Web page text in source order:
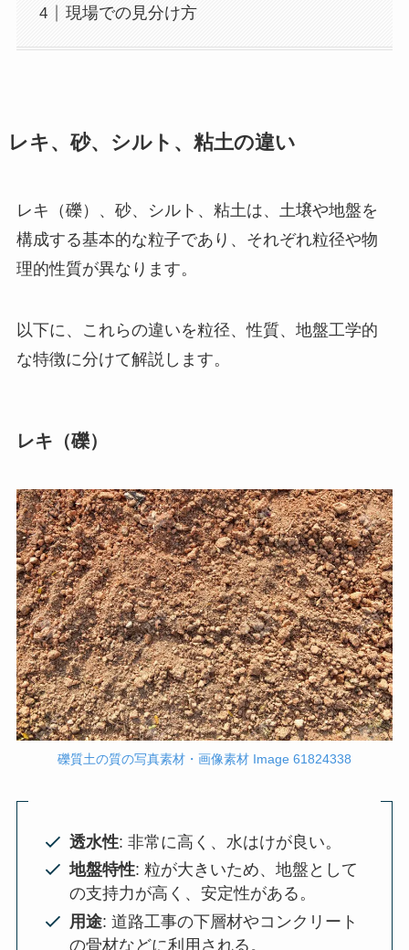
現場での見分け方
レキ、砂、シルト、粘土の違い
レキ（礫）、砂、シルト、粘土は、土壌や地盤を
構成する基本的な粒子であり、それぞれ粒径や物
理的性質が異なります。
以下に、これらの違いを粒径、性質、地盤工学的
な特徴に分けて解説します。
レキ（礫）
礫質土の質の写真素材・画像素材 Image 61824338
透水性: 非常に高く、水はけが良い。
地盤特性: 粒が大きいため、地盤として
の支持力が高く、安定性がある。
用途: 道路工事の下層材やコンクリート
の骨材などに利用される。